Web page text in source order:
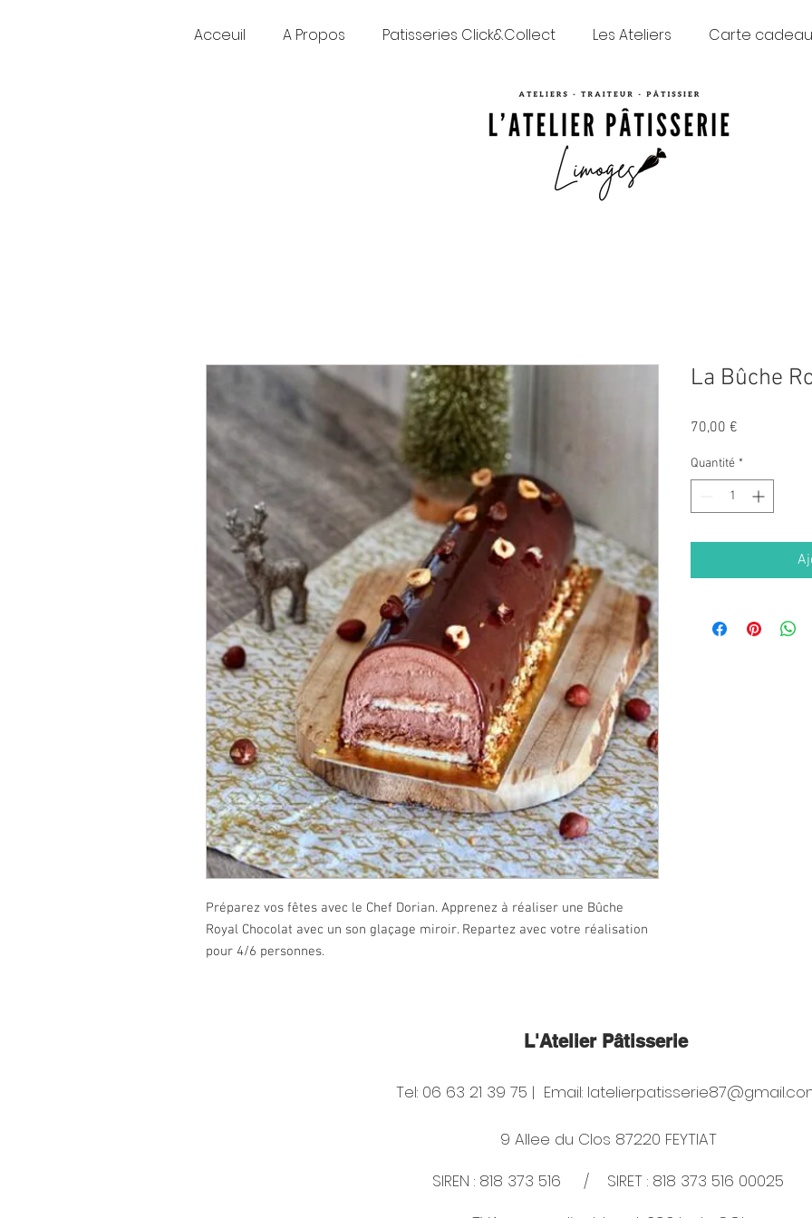
Acceuil A Propos Patisseries Click&Collect Les Ateliers Carte cadeau
Préparez vos fêtes avec le Chef Dorian. Apprenez à réaliser une Bûche
Royal Chocolat avec un son glaçage miroir. Repartez avec votre réalisation
pour 4/6 personnes.
La Bûche
70,00 €
Quantité *
L'Atelier Pâtisserie
Tel: 06 63 21 39 75 | Email:
9 Allee du Clos 87220 FEYTIAT
SIREN : 818 373 516 / SIRET : 818 373 516 00025